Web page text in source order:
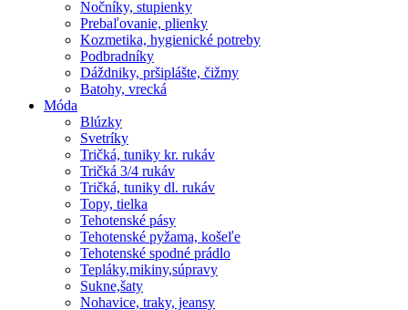
Nočníky, stupienky
Prebaľovanie, plienky
Kozmetika, hygienické potreby
Podbradníky
Dáždniky, pršiplášte, čižmy
Batohy, vrecká
Móda
Blúzky
Svetríky
Tričká, tuniky kr. rukáv
Tričká 3/4 rukáv
Tričká, tuniky dl. rukáv
Topy, tielka
Tehotenské pásy
Tehotenské pyžama, košeľe
Tehotenské spodné prádlo
Tepláky,mikiny,súpravy
Sukne,šaty
Nohavice, traky, jeansy